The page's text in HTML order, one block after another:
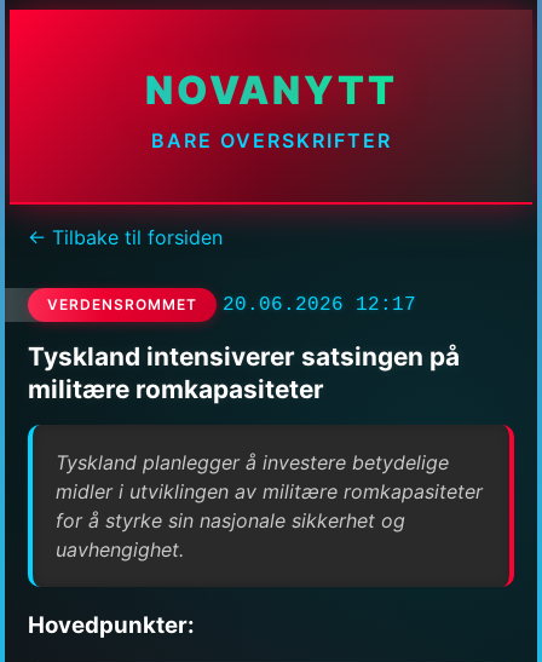
NOVANYTT
BARE OVERSKRIFTER
← Tilbake til forsiden
VERDENSROMMET 20.06.2026 12:17
Tyskland intensiverer satsingen på
militære romkapasiteter
Tyskland planlegger å investere betydelige
midler i utviklingen av militære romkapasiteter
for å styrke sin nasjonale sikkerhet og
uavhengighet.
Hovedpunkter: